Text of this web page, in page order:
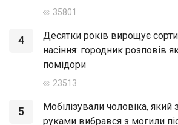
35801
4
Десятки років вирощує
насіння: городник розповів
помідори
23513
5
Мобілізували чоловіка, який
руками вибрався з могили